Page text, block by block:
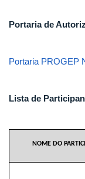
Portaria de
Portaria PROGEP
Lista de
NOME DO